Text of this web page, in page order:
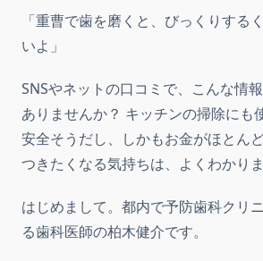
「重曹で歯を磨くと、びっくりする
いよ」
SNSやネットの口コミで、こんな情
ありませんか？ キッチンの掃除にも
安全そうだし、しかもお金がほとん
つきたくなる気持ちは、よくわかりま
はじめまして。都内で予防歯科クリ
る歯科医師の柏木健介です。